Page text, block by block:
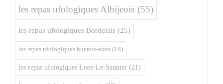
les repas ufologiques Albijeois (55)
les repas ufologiques Bordelais (25)
les repas ufologiques buenos-aires (18)
les repas ufologiques Lons-Le-Saunier (21)